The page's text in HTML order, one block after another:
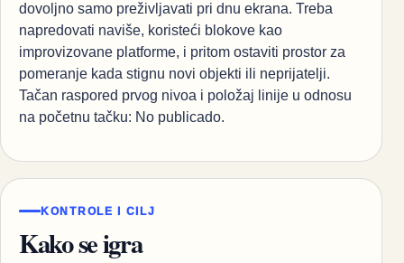
dovoljno samo preživljavati pri dnu ekrana. Treba
napredovati naviše, koristeći blokove kao
improvizovane platforme, i pritom ostaviti prostor za
pomeranje kada stignu novi objekti ili neprijatelji.
Tačan raspored prvog nivoa i položaj linije u odnosu
na početnu tačku: No publicado.
KONTROLE I CILJ
Kako se igra